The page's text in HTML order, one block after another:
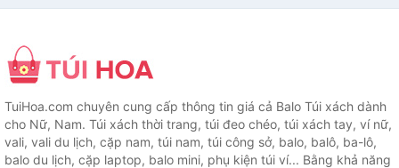
TuiHoa.com chuyên cung cấp thông tin giá cả Balo Túi xách dành
cho Nữ, Nam. Túi xách thời trang, túi đeo chéo, túi xách tay, ví nữ,
vali, vali du lịch, cặp nam, túi nam, túi công sở, balo, balô, ba-lô,
balo du lịch, cặp laptop, balo mini, phụ kiện túi ví... Bằng khả năng